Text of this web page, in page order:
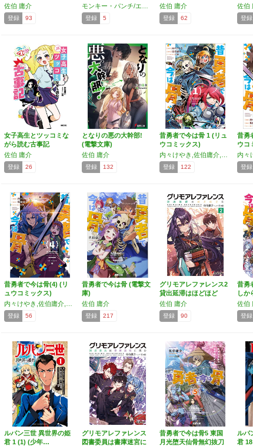
佐伯 庸介
登録 93 登録 5
中…
佐伯 庸介
登録 62
中…
佐伯
登録
女子高生とツッコミな
がら読む古事記
佐伯 庸介
登録 26
となりの悪の大幹部!
(電撃文庫)
佐伯 庸介
登録 132
昔勇者で今は骨 1 (リュ
ウコミックス)
登録 122
昔勇
ウコ
登録
昔勇者で今は骨(4) (リ
ュウコミックス)
登録 56
昔勇者で今は骨 (電撃文
庫)
佐伯 庸介
登録 217
グリモアレファレンス2
貸出延滞はほどほど
に…
佐伯 庸介
登録 90
昔勇
しか
佐伯
登録
ルパン三世 異世界の姫
君 1 (1) (少年…
グリモアレファレンス
図書委員は書庫迷宮に
昔勇者で今は骨5 東国
月光堕天仙骨無幻抜刀
ルパ
君